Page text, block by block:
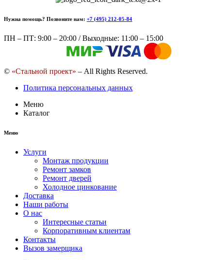
Нужна помощь? Позвоните нам: +7 (495) 212-05-84
ПН – ПТ: 9:00 – 20:00 / Выходные: 11:00 – 15:00
© «Стальной проект» – All Rights Reserved.
Политика персональных данных
Меню
Каталог
Меню
Услуги
Монтаж продукции
Ремонт замков
Ремонт дверей
Холодное цинкование
Доставка
Наши работы
О нас
Интересные статьи
Корпоративным клиентам
Контакты
Вызов замерщика